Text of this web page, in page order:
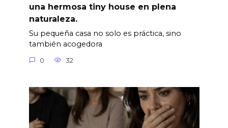
una hermosa tiny house en plena
naturaleza.
Su pequeña casa no solo es práctica, sino
también acogedora
0 32